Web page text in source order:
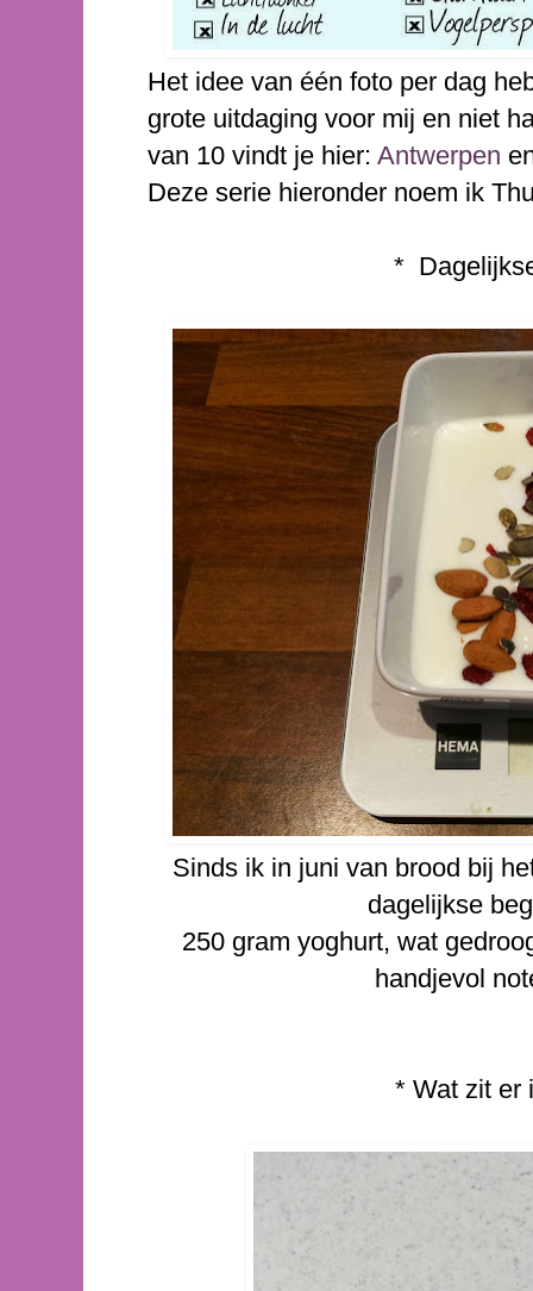
Het idee van één foto per dag
grote uitdaging voor mij en niet
van 10 vindt je hier: Antwerpen
Deze serie hieronder noem ik
*
Sinds ik in juni van brood bij
dagelijkse
250 gram yoghurt, wat
handjevol
* Wat zit er